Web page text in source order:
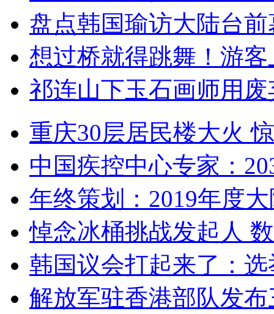
盘点韩国瑜访大陆台
想过桥就得跳舞！游客
祁连山下玉石画师用
重庆30层居民楼大火
中国疾控中心专家：
年终策划：2019年度
悼念冰桶挑战发起人
韩国议会打起来了：
解放军驻香港部队发